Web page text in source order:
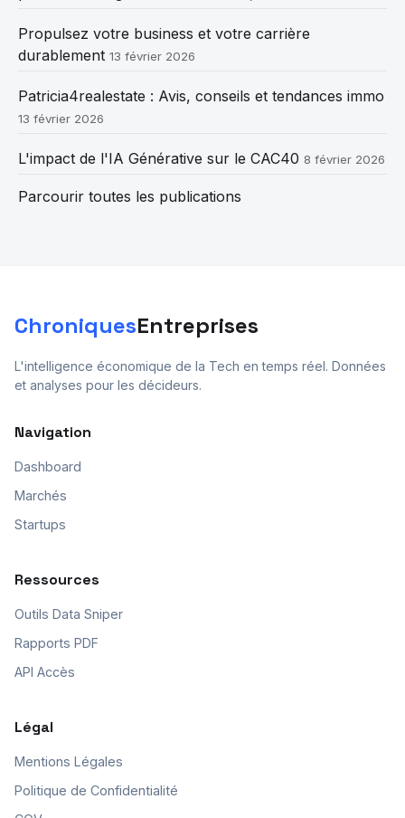
Propulsez votre business et votre carrière
durablement 13 février 2026
Patricia4realestate : Avis, conseils et tendances immo
13 février 2026
L'impact de l'IA Générative sur le CAC40 8 février 2026
Parcourir toutes les publications
ChroniquesEntreprises
L'intelligence économique de la Tech en temps réel. Données
et analyses pour les décideurs.
Navigation
Dashboard
Marchés
Startups
Ressources
Outils Data Sniper
Rapports PDF
API Accès
Légal
Mentions Légales
Politique de Confidentialité